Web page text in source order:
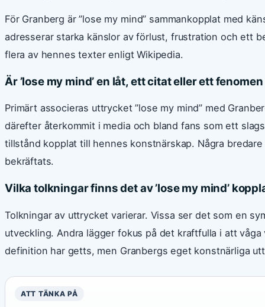
För Granberg är ”lose my mind” sammankopplat med
adresserar starka känslor av förlust, frustration och ett
flera av hennes texter enligt Wikipedia.
Är ’lose my mind’ en låt, ett citat eller ett
Primärt associeras uttrycket ”lose my mind” med
därefter återkommit i media och bland fans som ett
tillstånd kopplat till hennes konstnärskap. Några
bekräftats.
Vilka tolkningar finns det av ’lose my mind’
Tolkningar av uttrycket varierar. Vissa ser det som en
utveckling. Andra lägger fokus på det kraftfulla i att
definition har getts, men Granbergs eget konstnärliga
ATT TÄNKA PÅ